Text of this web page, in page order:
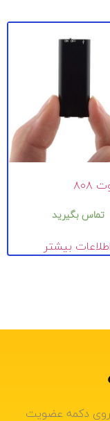
تماس بگیرید
اطلاعات بیشتر
روی دکمه عضویت